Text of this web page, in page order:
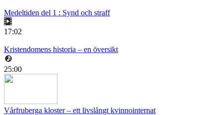
Medeltiden del 1 : Synd och straff
17:02
Kristendomens historia – en översikt
25:00
Vårfruberga kloster – ett livslångt kvinnointernat